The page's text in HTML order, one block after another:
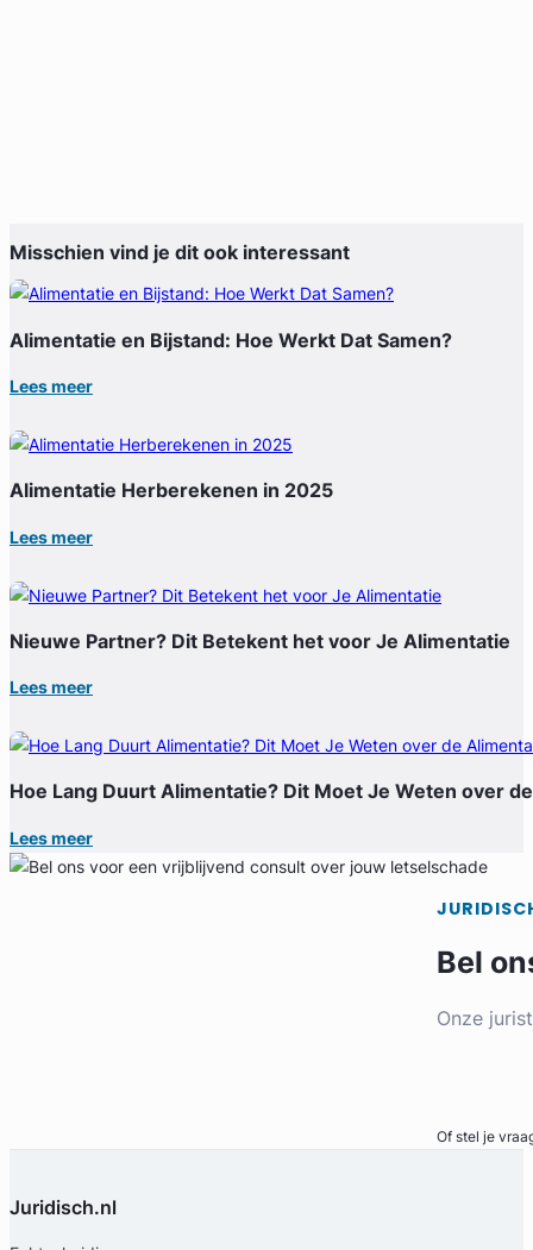
Misschien vind je dit ook interessant
Alimentatie en Bijstand: Hoe Werkt Dat Samen?
Lees meer
Alimentatie Herberekenen in 2025
Lees meer
Nieuwe Partner? Dit Betekent het voor Je Alimentatie
Lees meer
Hoe Lang Duurt Alimentatie? Dit Moet Je Weten over
Lees meer
Bel
Onze
Of stel je
Juridisch.nl